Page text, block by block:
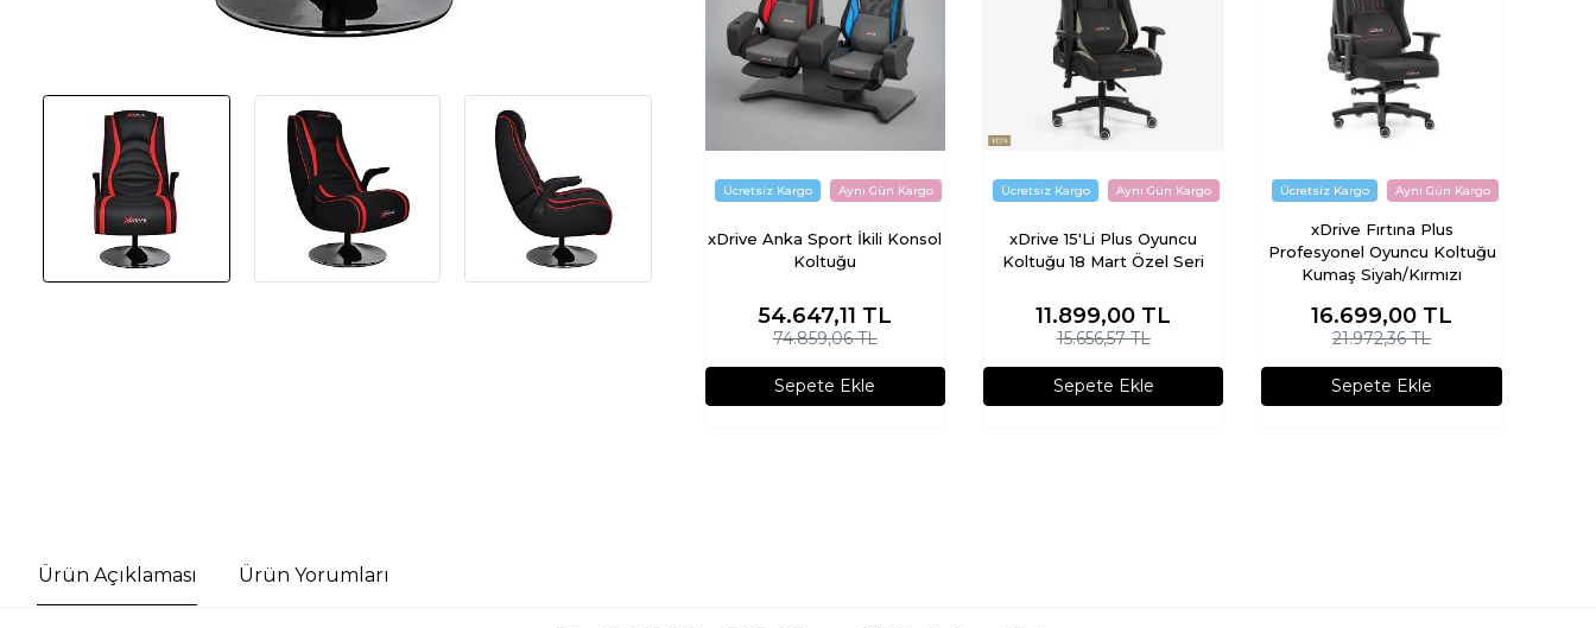
xDrive Anka Sport İkili Konsol
Koltuğu
54.647,11 TL
74.859,06 TL
Sepete Ekle
xDrive 15'Li Plus Oyuncu
Koltuğu 18 Mart Özel Seri
11.899,00 TL
15.656,57 TL
Sepete Ekle
xDrive Fırtına Plus
Profesyonel Oyuncu Koltuğu
Kumaş Siyah/Kırmızı
16.699,00 TL
21.972,36 TL
Sepete Ekle
Ürün Açıklaması Ürün Yorumları